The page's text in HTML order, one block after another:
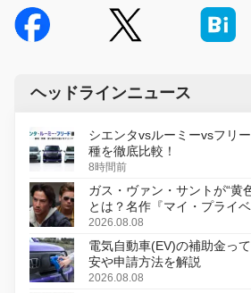
ヘッドラインニュース
シエンタvsルーミーvsフリ
種を徹底比較！
8時間前
ガス・ヴァン・サントが“黄
とは？名作『マイ・プライ
初のデジタルリマスター版で
2026.08.08
電気自動車(EV)の補助金っ
安や申請方法を解説
2026.08.08